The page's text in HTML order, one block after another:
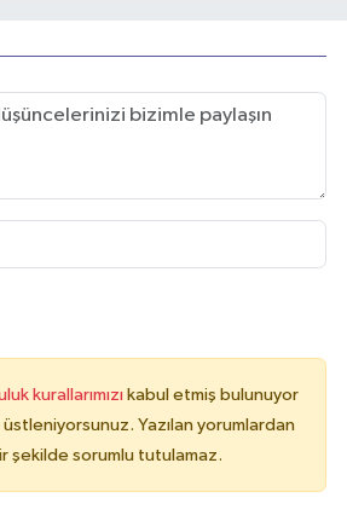
kurallarımızı kabul etmiş bulunuyor
Yazılan yorumlardan
şekilde sorumlu tutulamaz.